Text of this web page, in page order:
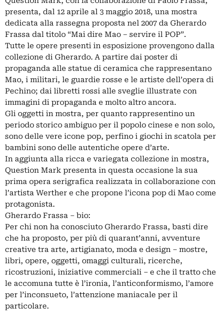
presenta, dal 12 aprile al 3 maggio 2018, una mostra
dedicata alla rassegna proposta nel 2007 da Gherardo
Frassa dal titolo “Mai dire Mao – servire il POP”.
Tutte le opere presenti in esposizione provengono dalla
collezione di Gherardo. A partire dai poster di
propaganda alle statue di ceramica che rappresentano
Mao, i militari, le guardie rosse e le artiste dell’opera di
Pechino; dai libretti rossi alle sveglie illustrate con
immagini di propaganda e molto altro ancora.
Gli oggetti in mostra, per quanto rappresentino un
periodo storico ambiguo per il popolo cinese e non solo,
sono delle vere icone pop, perfino i giochi in scatola per
bambini sono delle autentiche opere d’arte.
In aggiunta alla ricca e variegata collezione in mostra,
Question Mark presenta in questa occasione la sua
prima opera serigrafica realizzata in collaborazione con
l’artista Werther e che propone l’icona pop di Mao come
protagonista.
Gherardo Frassa – bio:
Per chi non ha conosciuto Gherardo Frassa, basti dire
che ha proposto, per più di quarant’anni, avventure
creative tra arte, artigianato, moda e design – mostre,
libri, opere, oggetti, omaggi culturali, ricerche,
ricostruzioni, iniziative commerciali – e che il tratto che
le accomuna tutte è l’ironia, l’anticonformismo, l’amore
per l’inconsueto, l’attenzione maniacale per il
particolare.